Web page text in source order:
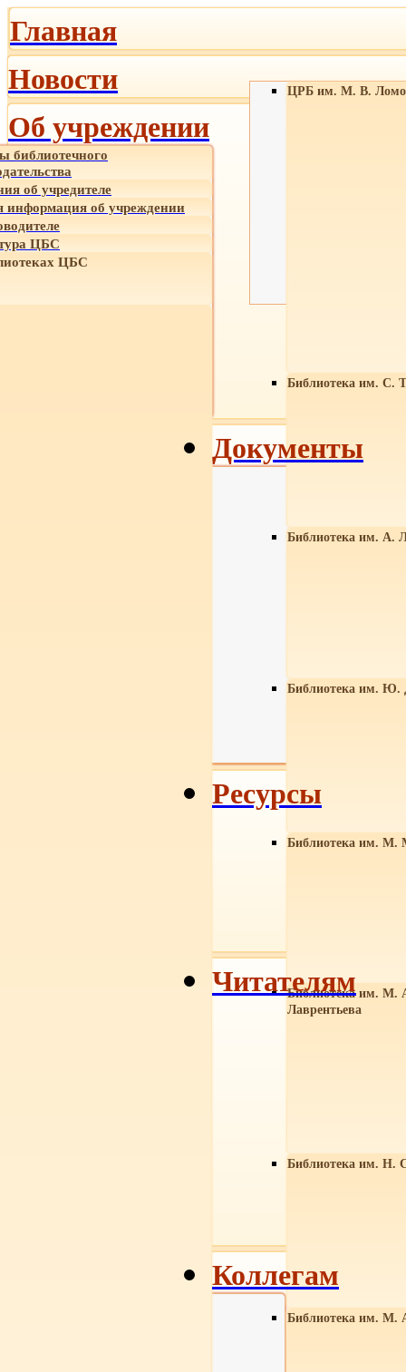
Главная
Новости
Об учреждении
библиотечного
об учредителе
об учреждении
ЦБС
ЦБС
ЦРБ им. М. В.
Библиотека им. С.
Библиотека им. А.
Библиотека им. Ю.
Библиотека им. М.
Библиотека им. М.
Лаврентьева
Библиотека им. Н.
Библиотека им. М.
Документы
Ресурсы
Читателям
Коллегам